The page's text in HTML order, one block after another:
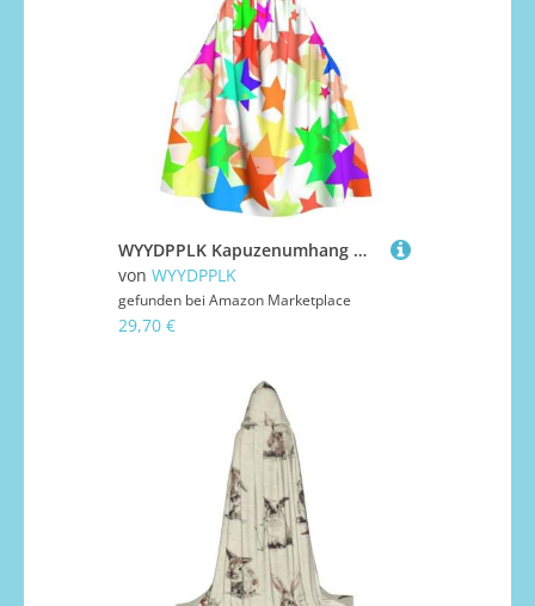
WYYDPPLK Kapuzenumhang mit lustigem buntem Sternendruck für Erwachsene – Unisex, Halloween, Weihnachten und Ostern, Events, Cosplay-Umhang
von WYYDPPLK
gefunden bei Amazon Marketplace
29,70 €